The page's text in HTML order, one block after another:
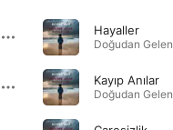
Hayaller
Kayıp Anılar